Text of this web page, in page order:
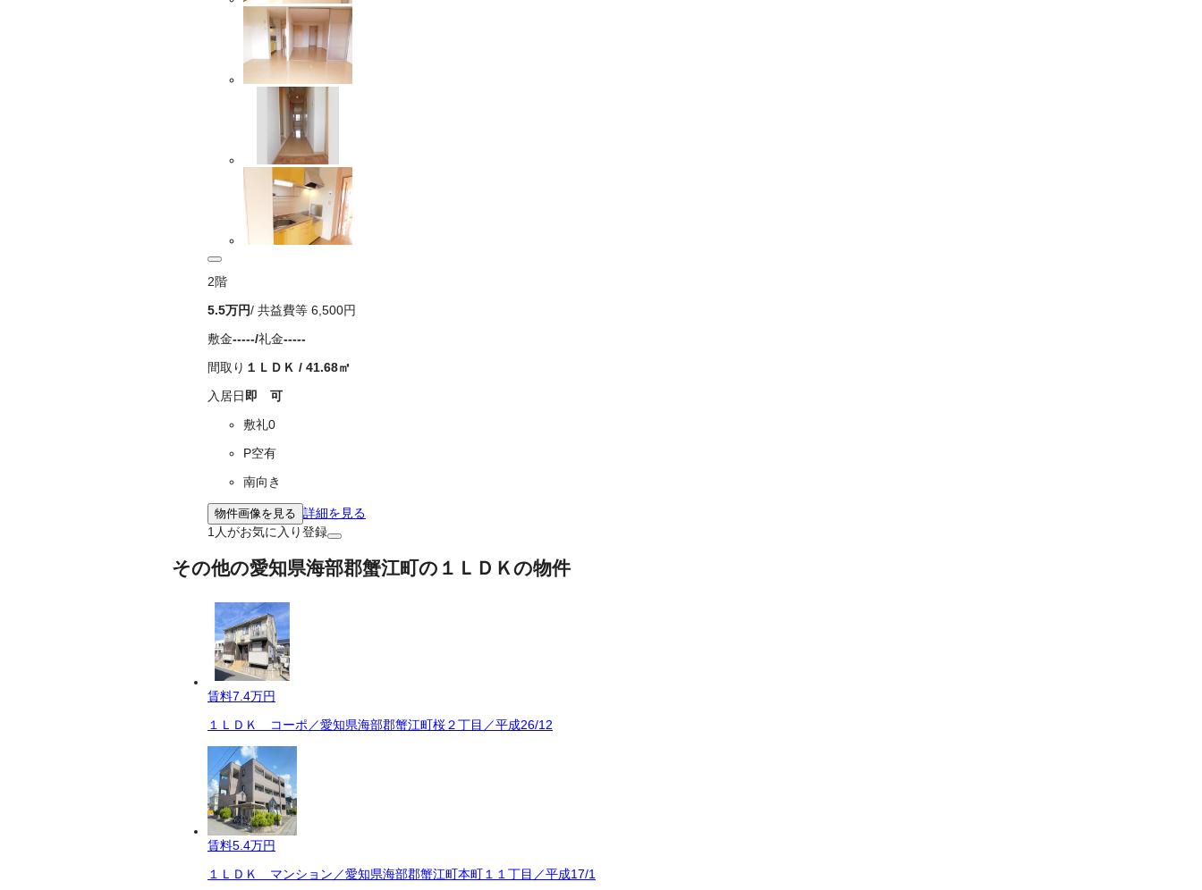
2階
5.5万円/ 共益費等 6,500円
敷金-----/礼金-----
間取り １ＬＤＫ / 41.68㎡
入居日 即 可
敷礼0
P空有
南向き
物件画像を見る 詳細を見る
1 人がお気に入り登録
その他の愛知県海部郡蟹江町の１ＬＤＫの物件
賃料7.4万円
１ＬＤＫ コーポ／愛知県海部郡蟹江町桜２丁目／平成26/12
賃料5.4万円
１ＬＤＫ マンション／愛知県海部郡蟹江町本町１１丁目／平成17/1